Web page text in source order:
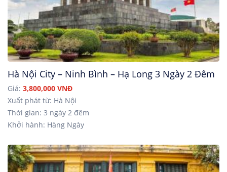
Hà Nội City – Ninh Bình – Hạ Long 3 Ngày 2 Đêm
Giá: 3,800,000 VNĐ
Xuất phát từ: Hà Nội
Thời gian: 3 ngày 2 đêm
Khởi hành: Hàng Ngày